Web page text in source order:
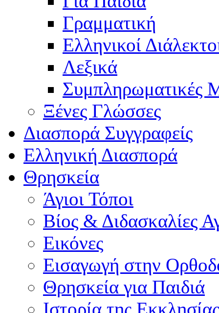
Γραμματική
Ελληνικοί
Λεξικά
Συμπληρωματικές
Ξένες Γλώσσες
Διασπορά Συγγραφείς
Ελληνική Διασπορά
Θρησκεία
Άγιοι Τόποι
Βίος & Διδασκαλίες
Εικόνες
Εισαγωγή στην
Θρησκεία για Παιδιά